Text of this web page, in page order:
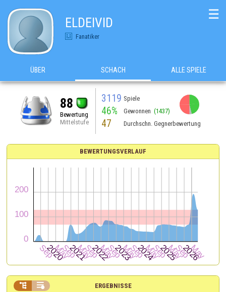
ELDEIVID
Fanatiker
☰
ÜBER SCHACH ALLE SPIELE
88
Bewertung
Mittelstufe
3119 Spiele
46% Gewonnen (1437)
47 Durchschn. Gegnerbewertung
BEWERTUNGSVERLAUF
ERGEBNISSE
 